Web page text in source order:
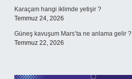
Karaçam hangi iklimde yetişir ?
Temmuz 24, 2026
Güneş kavuşum Mars’ta ne anlama gelir ?
Temmuz 22, 2026